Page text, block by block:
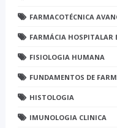
FARMACOTÉCNICA
FARMÁCIA HOSPITALAR
FISIOLOGIA HUMANA
FUNDAMENTOS DE
HISTOLOGIA
IMUNOLOGIA CLINICA